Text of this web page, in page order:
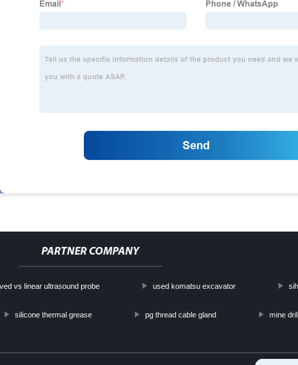
PARTNER COMPANY
vs linear ultrasound probe used komatsu excavator
silicone thermal grease pg thread cable gland mine